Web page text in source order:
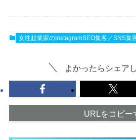
女性起業家のInstagramSEO集客／SNS集
よかったらシェア
URLをコピー